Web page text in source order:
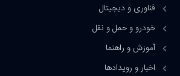
فناوری و دیجیتال
خودرو و حمل و نقل
آموزش و راهنما
اخبار و رویدادها